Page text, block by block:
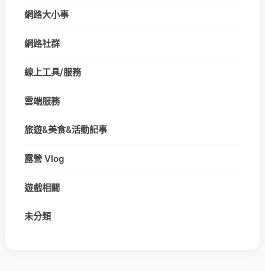
網路大小事
網路社群
線上工具/服務
雲端服務
旅遊&美食&活動記事
露營 Vlog
遊戲相關
未分類